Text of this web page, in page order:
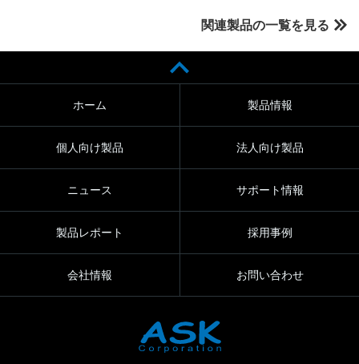
関連製品の一覧を見る
ホーム 製品情報
個人向け製品 法人向け製品
ニュース サポート情報
製品レポート 採用事例
会社情報 お問い合わせ